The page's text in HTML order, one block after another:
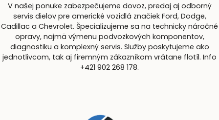
V našej ponuke zabezpečujeme dovoz, predaj aj odborný
servis dielov pre americké vozidlá značiek Ford, Dodge,
Cadillac a Chevrolet. Špecializujeme sa na technicky náročné
opravy, najmä výmenu podvozkových komponentov,
diagnostiku a komplexný servis. Služby poskytujeme ako
jednotlivcom, tak aj firemným zákazníkom vrátane flotíl. Info
+421 902 268 178.